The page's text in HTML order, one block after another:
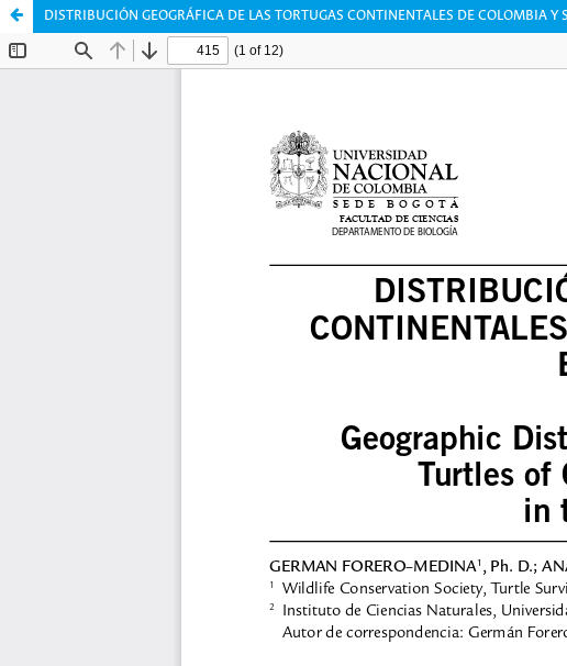
DISTRIBUCIÓN GEOGRÁFICA DE LAS TORTUGAS CONTINENTALES DE COLOMBIA Y